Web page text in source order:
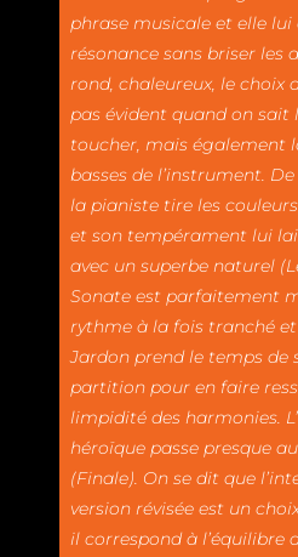
phrase musicale et elle
résonance sans briser les
rond, chaleureux, le choix
pas évident quand on sait
toucher, mais également
basses de l’instrument.
la pianiste tire les
et son tempérament lui
avec un superbe naturel
Sonate est parfaitement
rythme à la fois tranché et
Jardon prend le temps de
partition pour en faire
limpidité des harmonies.
héroïque passe presque
(Finale). On se dit que
version révisée est un
il correspond à l’équilibre